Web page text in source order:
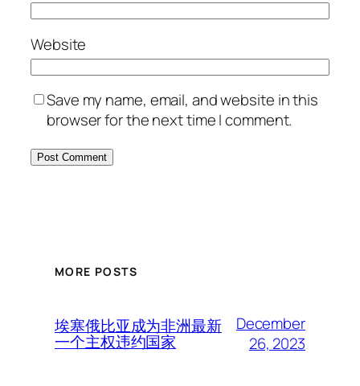
Website
Save my name, email, and website in this
browser for the next time I comment.
MORE POSTS
埃塞俄比亚成为非洲最新
一个主权违约国家
December
26, 2023